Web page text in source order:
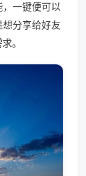
一键便可以
分享给好友
。